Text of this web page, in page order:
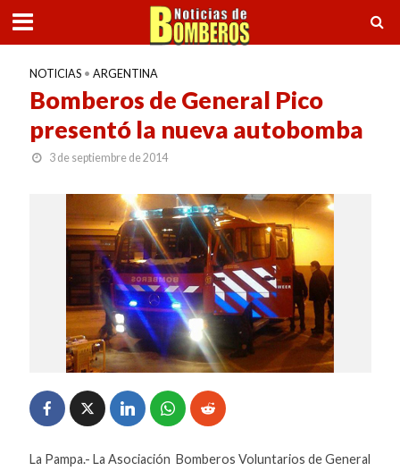
NOTICIAS • ARGENTINA
Bomberos de General Pico
presentó la nueva autobomba
3 de septiembre de 2014
La Pampa.- La Asociación Bomberos Voluntarios de General